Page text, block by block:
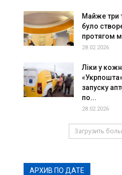
Майже три
було
протягом
28.02.2026
Ліки у
запуску
по...
28.02.2026
Загрузить
АРХИВ ПО ДАТЕ